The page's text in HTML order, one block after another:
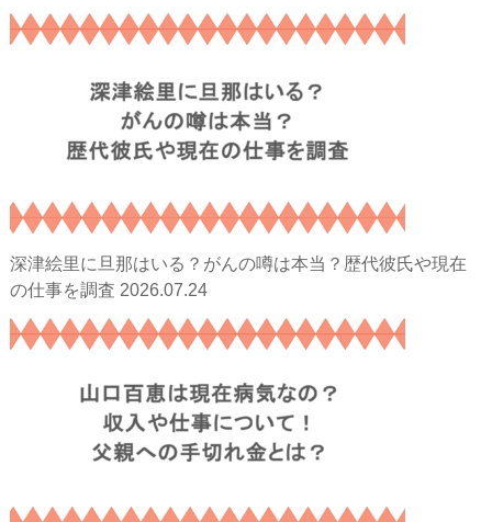
深津絵里に旦那はいる？がんの噂は本当？歴代彼氏や現在
の仕事を調査 2026.07.24